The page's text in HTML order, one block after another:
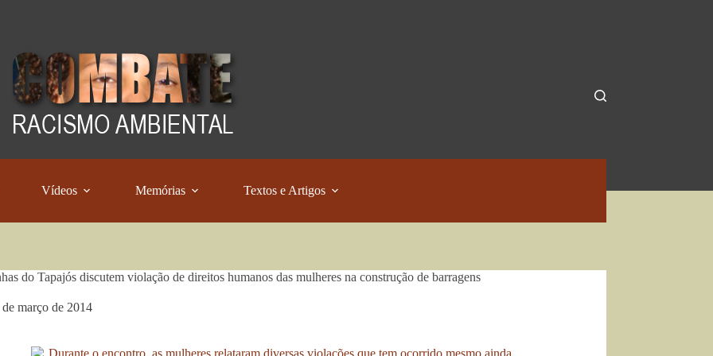
Vídeos Memórias Textos e Artigos
do Tapajós discutem violação de direitos humanos das mulheres na construção de barragens
de março de 2014